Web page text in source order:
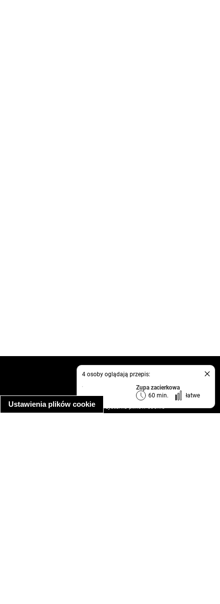
Ustawienia plików cookie
4 osoby oglądają przepis:
Zupa zacierkowa
60 min.
łatwe
kontakt
informacja o prywatności
informacja o wykorzystaniu plików cookie